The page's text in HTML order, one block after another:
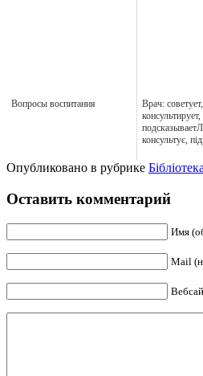
Вопросы воспитания
Врач: советует,
консультирует,
консультує,
Опубликовано в рубрике Бібліотека
Оставить комментарий
Имя
Mail